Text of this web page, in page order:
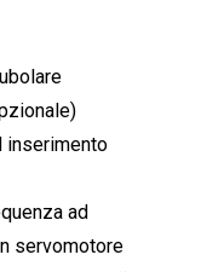
inserimento
ad
servomotore